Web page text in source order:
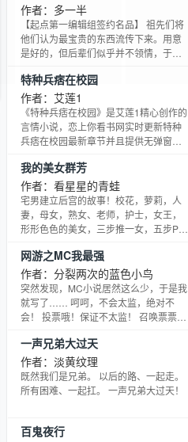
作者：多一半
【起点第一编辑组签约名品】 祖先们将
他们认为最宝贵的东西流传下来。用意
是好的，但后辈们似乎并不领情，于是
是的成为历史的转折点，自不量力的加
入推动历史车轮队伍者层出不穷，架空
历史出现了。 王子豪亦不免俗，但一个
欣欣向荣的年代里要去改变什么？靠什
么去改变？先祖们真的需要后世那些乌
画足添蛇？ 好吧，不管添的是什么，是
人就要生存，要生活。
特种兵痞在校园
作者：艾莲1
《特种兵痞在校园》是艾莲1精心创作的
言情小说，恋上你看书网实时更新特种
兵痞在校园最新章节并且提供无弹窗阅
论，并不代表恋上你看书网赞同或者支
持特种兵痞在校园读者的观点。
我的美女群芳
作者：看星星的青蛙
宅男建立后宫的故事！校花，萝莉，人
妻，母女，熟女、老师，护士，女王，
形形色色的美女，三步推一女，五步P一
需预备纸巾好方便阅读！
网游之MC我最强
作者：分裂两次的蓝色小鸟
突然发现，MC小说居然这么少，于是我
就写了…… 呵呵，不会太监，绝对不
会！ 投票哦！保证不太监！ 召唤票票！
看……） 此书乃是虚拟网游矣。
一声兄弟大过天
作者：淡黄纹理
既然我们是兄弟。 以后的路、一起走。
所有困难、一起扛。 一声兄弟大过天！
百鬼夜行